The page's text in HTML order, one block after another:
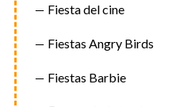
Fiesta del cine
Fiestas Angry Birds
Fiestas Barbie